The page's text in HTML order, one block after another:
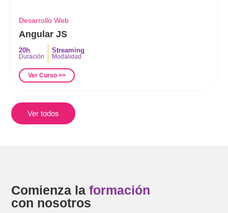
Desarrollo Web
Angular JS
20h
Duración
Streaming
Modalidad
Ver Curso >>
Ver todos
Comienza laformación
con nosotros